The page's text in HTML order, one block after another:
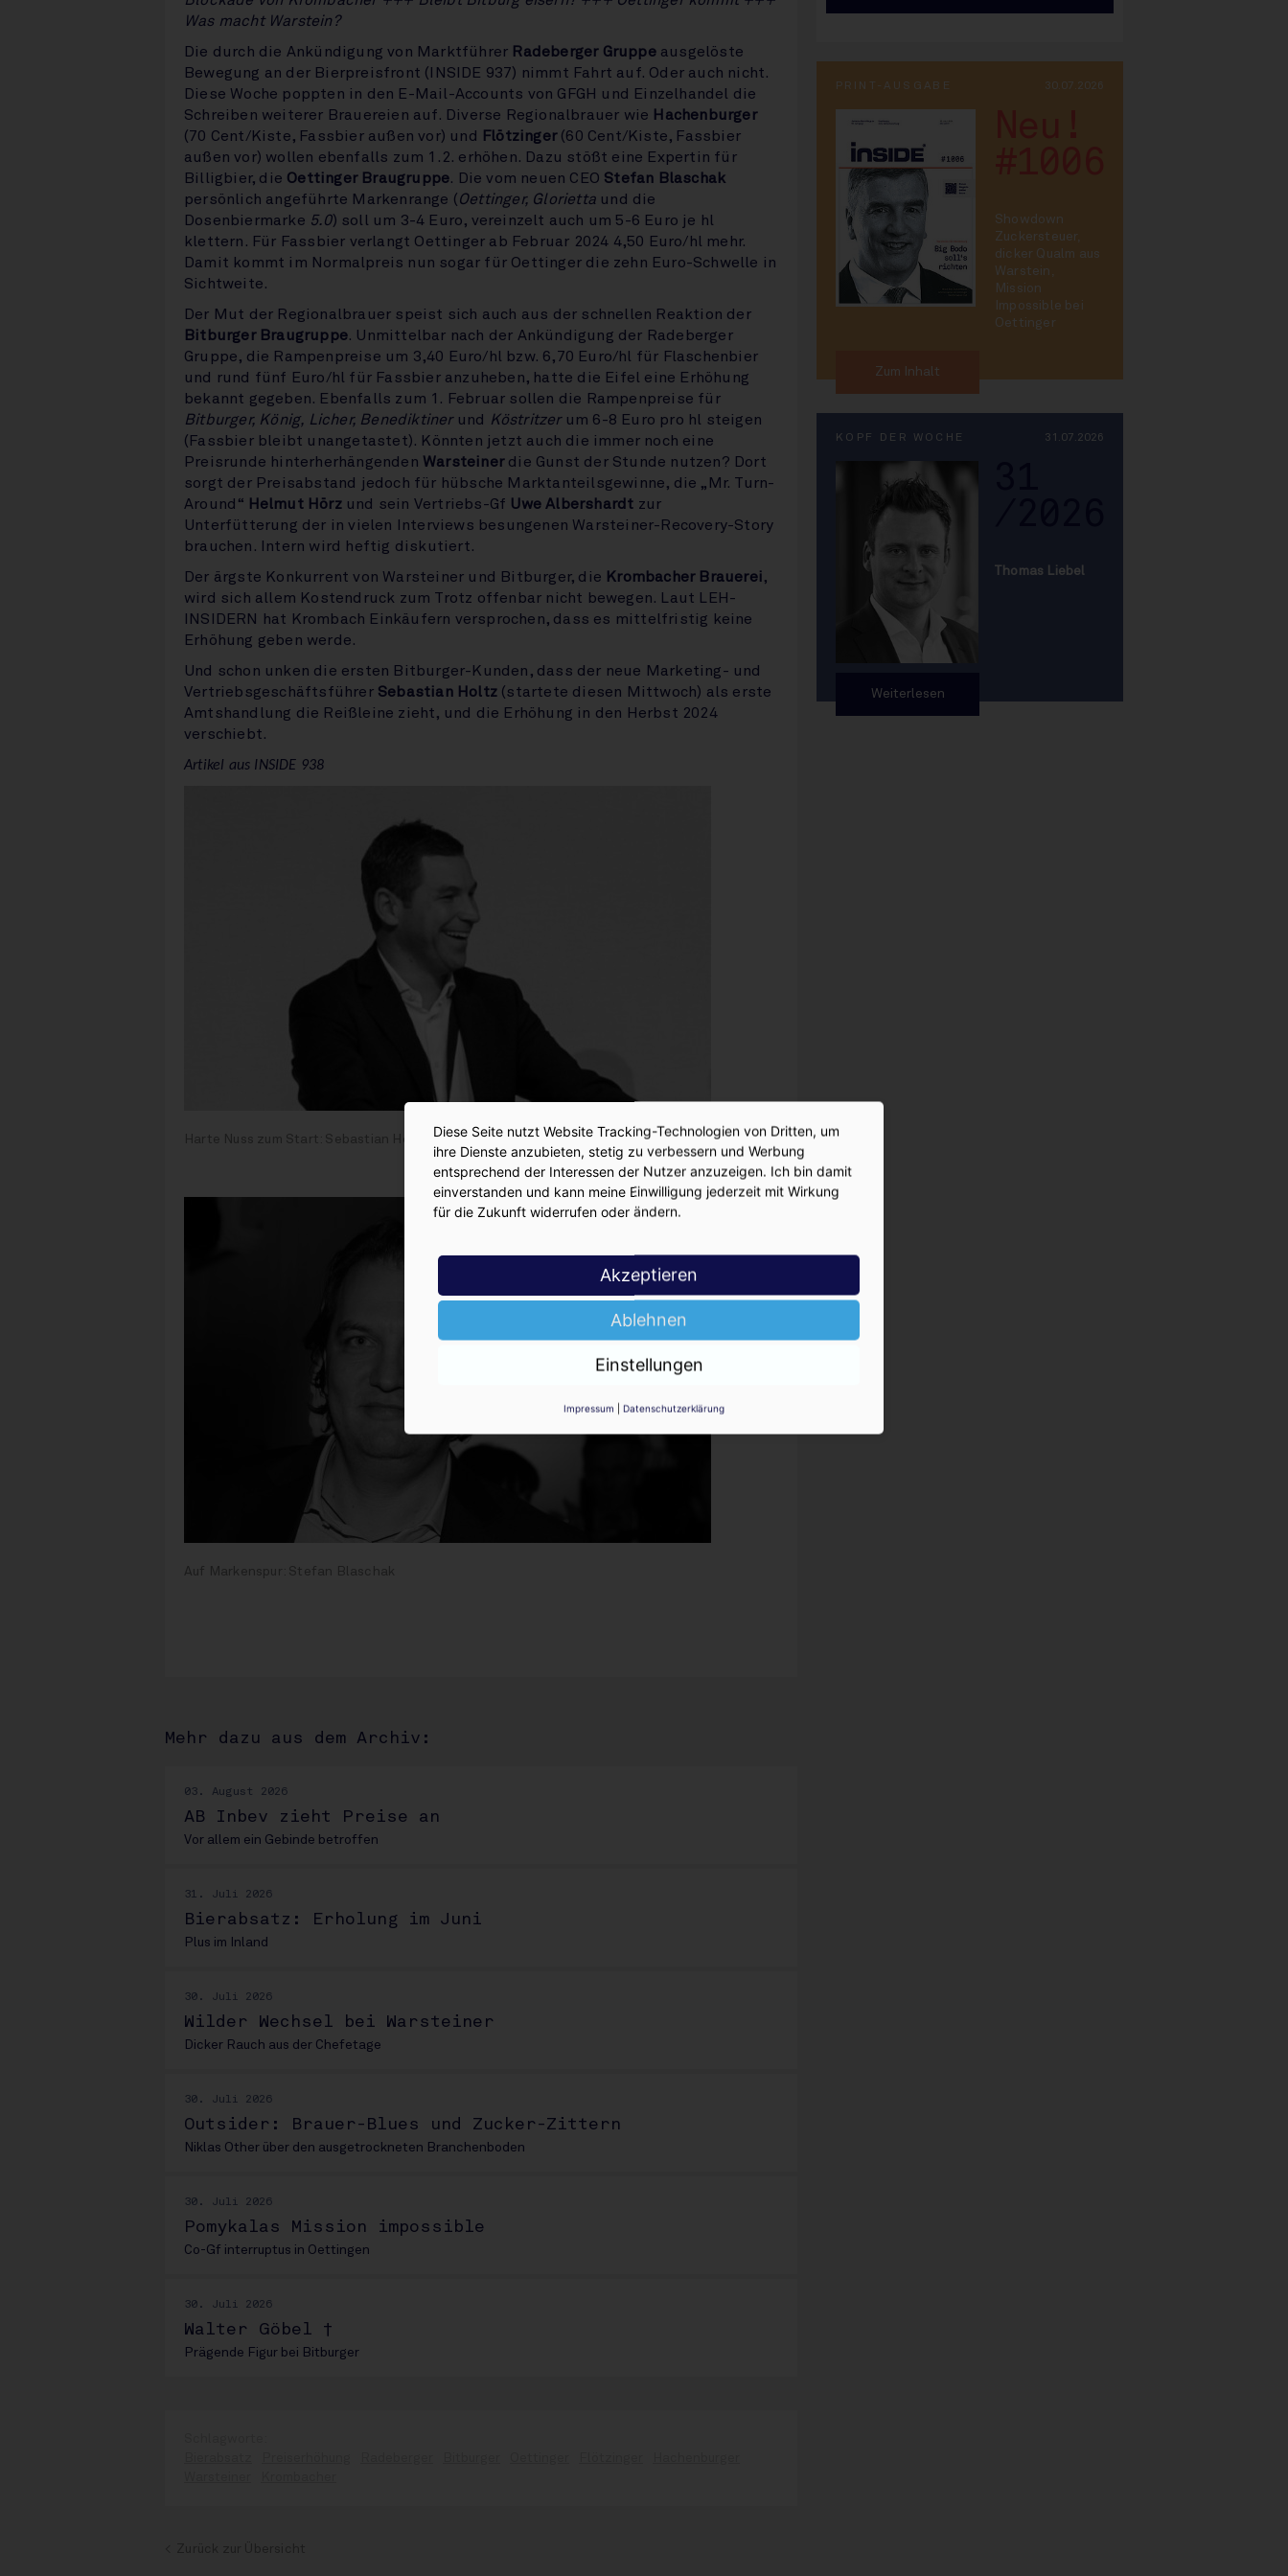
Was macht Warstein?
Die durch die Ankündigung von Marktführer Radeberger Gruppeausgelöste
Bewegung an der Bierpreisfront (INSIDE 937) nimmt Fahrt auf. Oder auch nicht.
Diese Woche poppten in den E-Mail-Accounts von GFGH und Einzelhandel die
Schreiben weiterer Brauereien auf. Diverse Regionalbrauer wie Hachenburger
(70 Cent/Kiste, Fassbier außen vor) und
Flötzinger(60 Cent/Kiste, Fassbier
außen vor) wollen ebenfalls zum 1.2. erhöhen. Dazu stößt eine Expertin für
Billigbier, die Oettinger Braugruppe. Die vom neuen CEO Stefan Blaschak
persönlich angeführte Markenrange (Oettinger, Glorietta und die
Dosenbiermarke 5.0) soll um 3-4 Euro, vereinzelt auch um 5-6 Euro je hl
klettern. Für Fassbier verlangt Oettinger ab Februar 2024 4,50 Euro/hl mehr.
Damit kommt im Normalpreis nun sogar für Oettinger die zehn Euro-Schwelle in
Sichtweite.
Der Mut der Regionalbrauer speist sich auch aus der schnellen Reaktion der
Bitburger Braugruppe. Unmittelbar nach der Ankündigung der Radeberger
Gruppe, die Rampenpreise um 3,40 Euro/hl bzw. 6,70 Euro/hl für Flaschenbier
und rund fünf Euro/hl für Fassbier anzuheben, hatte die Eifel eine Erhöhung
bekannt gegeben. Ebenfalls zum 1. Februar sollen die Rampenpreise für
Bitburger, König, Licher, Benediktinerund Köstritzerum 6-8 Euro pro hl steigen
(Fassbier bleibt unangetastet). Könnten jetzt auch die immer noch eine
Preisrunde hinterherhängenden Warsteiner die Gunst der Stunde nutzen? Dort
sorgt der Preisabstand jedoch für hübsche Marktanteilsgewinne, die „Mr. Turn-
Around“ Helmut Hörzund sein Vertriebs-Gf Uwe Albershardt zur
Unterfütterung der in vielen Interviews besungenen Warsteiner-Recovery-Story
brauchen. Intern wird heftig diskutiert.
Der ärgste Konkurrent von Warsteiner und Bitburger, die Krombacher Brauerei,
wird sich allem Kostendruck zum Trotz offenbar nicht bewegen. Laut LEH-
INSIDERN hat Krombach Einkäufern versprochen, dass es mittelfristig keine
Erhöhung geben werde.
Und schon unken die ersten Bitburger-Kunden, dass der neue Marketing- und
Vertriebsgeschäftsführer Sebastian Holtz (startete diesen Mittwoch) als erste
Amtshandlung die Reißleine zieht, und die Erhöhung in den Herbst 2024
verschiebt.
Artikel aus INSIDE 938
Harte Nuss zum Start: Sebastian Holtz
Auf Markenspur: Stefan Blaschak
Mehr dazu aus dem Archiv:
03. August 2026
AB Inbev zieht Preise an
Vor allem ein Gebinde betroffen
31. Juli 2026
Bierabsatz: Erholung im Juni
Plus im Inland
30. Juli 2026
Wilder Wechsel bei Warsteiner
Dicker Rauch aus der Chefetage
30. Juli 2026
Outsider: Brauer-Blues und Zucker-Zittern
Niklas Other über den ausgetrockneten Branchenboden
30. Juli 2026
Pomykalas Mission impossible
Co-Gf interruptus in Oettingen
30. Juli 2026
Walter Göbel †
Prägende Figur bei Bitburger
PRINT-AUSGABE 30.07.2026
Showdown
Zuckersteuer,
dicker Qualm aus
Warstein,
Mission
Impossible bei
Oettinger
Zum Inhalt
KOPF DER WOCHE 31.07.2026
Thomas Liebel
Weiterlesen
Diese Seite nutzt Website Tracking-Technologien von Dritten, um
ihre Dienste anzubieten, stetig zu verbessern und Werbung
entsprechend der Interessen der Nutzer anzuzeigen. Ich bin damit
einverstanden und kann meine Einwilligung jederzeit mit Wirkung
für die Zukunft widerrufen oder ändern.
Akzeptieren
Ablehnen
Einstellungen
Impressum | Datenschutzerklärung